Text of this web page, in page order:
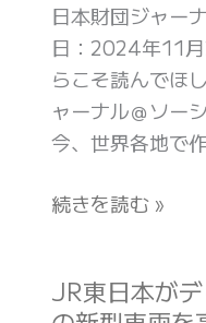
日本財団ジャー
日：2024年11
らこそ読んでほ
ャーナル＠ソー
今、世界各地で
ト
し
か
解
明
れ
い
な
続きを読む »
JR東日本が
JR